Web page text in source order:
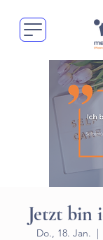
Jetzt bin
Do., 18. Jan.
  |